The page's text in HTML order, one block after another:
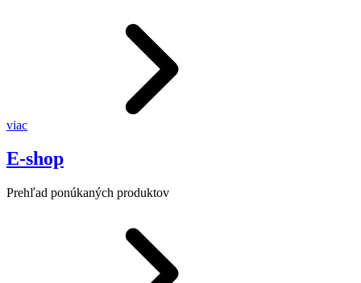
viac
E-shop
Prehľad ponúkaných produktov